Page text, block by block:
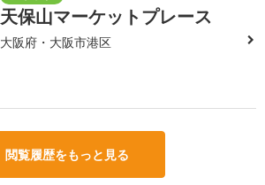
天保山マーケットプレース
大阪府・大阪市港区
閲覧履歴をもっと見る